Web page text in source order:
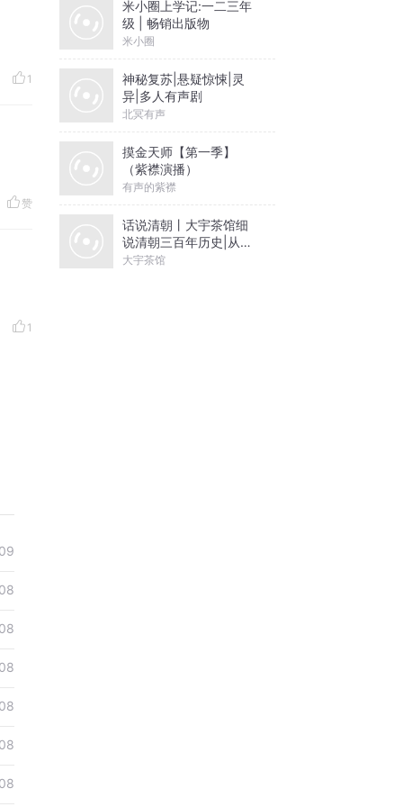
1
赞
1
米小圈上学记:一二三年
级 | 畅销出版物
米小圈
神秘复苏|悬疑惊悚|灵
异|多人有声剧
北冥有声
摸金天师【第一季】
（紫襟演播）
有声的紫襟
话说清朝丨大宇茶馆细
说清朝三百年历史|从努
尔哈赤到末代皇帝溥仪|
大宇茶馆